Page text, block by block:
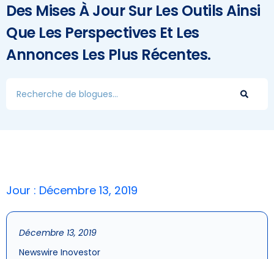
Des Mises À Jour Sur Les Outils Ainsi
Que Les Perspectives Et Les
Annonces Les Plus Récentes.
Jour : Décembre 13, 2019
Décembre 13, 2019
Newswire Inovestor